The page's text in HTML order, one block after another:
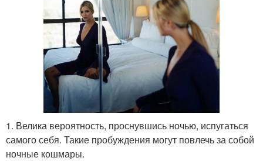
1. Велика вероятность, проснувшись ночью, испугаться
самого себя. Такие пробуждения могут повлечь за собой
ночные кошмары.